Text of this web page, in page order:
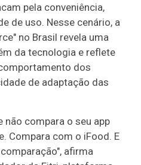
pela conveniência,
de uso. Nesse cenário, a
no Brasil revela uma
da tecnologia e reflete
dos
de adaptação das
não compara o seu app
Compara com o iFood. E
afirma